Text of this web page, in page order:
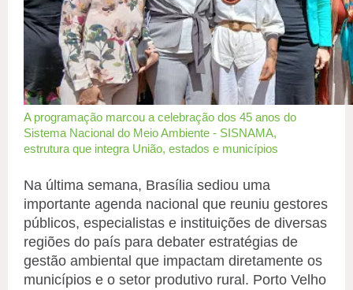
A programação marcou a celebração dos 45 anos do
Sistema Nacional do Meio Ambiente - SISNAMA,
estrutura que integra União, estados e municípios
Na última semana, Brasília sediou uma
importante agenda nacional que reuniu gestores
públicos, especialistas e instituições de diversas
regiões do país para debater estratégias de
gestão ambiental que impactam diretamente os
municípios e o setor produtivo rural. Porto Velho